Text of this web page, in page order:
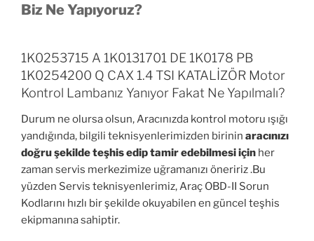
Biz Ne Yapıyoruz?
1K0253715 A 1K0131701 DE 1K0178 PB
1K0254200 Q CAX 1.4 TSI KATALİZÖR Motor
Kontrol Lambanız Yanıyor Fakat Ne Yapılmalı?
Durum ne olursa olsun, Aracınızda kontrol motoru ışığı
yandığında, bilgili teknisyenlerimizden birinin aracınızı
doğru şekilde teşhis edip tamir edebilmesi için her
zaman servis merkezimize uğramanızı öneririz .Bu
yüzden Servis teknisyenlerimiz, Araç OBD-II Sorun
Kodlarını hızlı bir şekilde okuyabilen en güncel teşhis
ekipmanına sahiptir.